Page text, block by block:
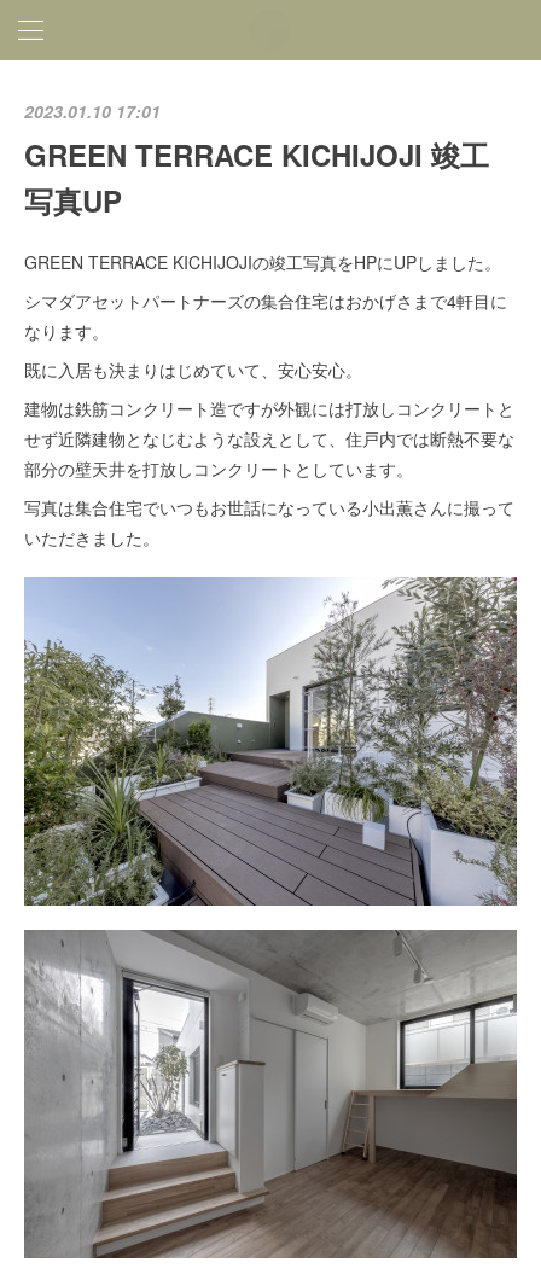
2023.01.10 17:01
GREEN TERRACE KICHIJOJI 竣工
写真UP
GREEN TERRACE KICHIJOJIの竣工写真をHPにUPしました。
シマダアセットパートナーズの集合住宅はおかげさまで4軒目に
なります。
既に入居も決まりはじめていて、安心安心。
建物は鉄筋コンクリート造ですが外観には打放しコンクリートと
せず近隣建物となじむような設えとして、住戸内では断熱不要な
部分の壁天井を打放しコンクリートとしています。
写真は集合住宅でいつもお世話になっている小出薫さんに撮って
いただきました。